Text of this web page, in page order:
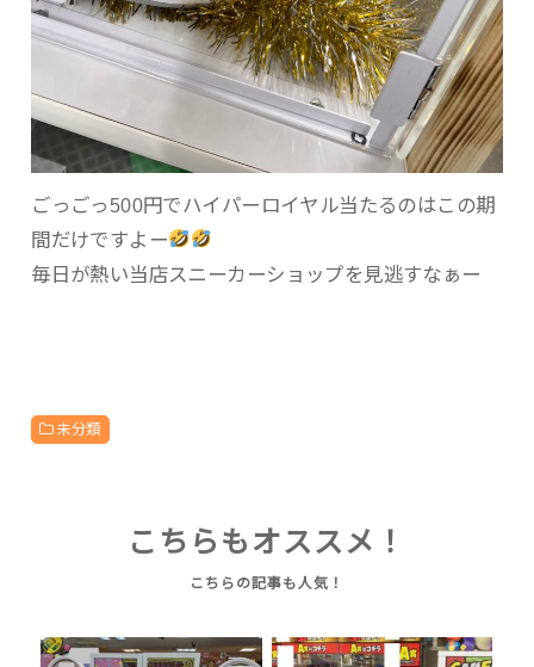
ごっごっ500円でハイパーロイヤル当たるのはこの期
間だけですよー
毎日が熱い当店スニーカーショップを見逃すなぁー
未分類
こちらもオススメ！